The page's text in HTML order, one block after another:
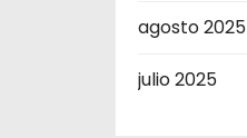
agosto 2025
julio 2025